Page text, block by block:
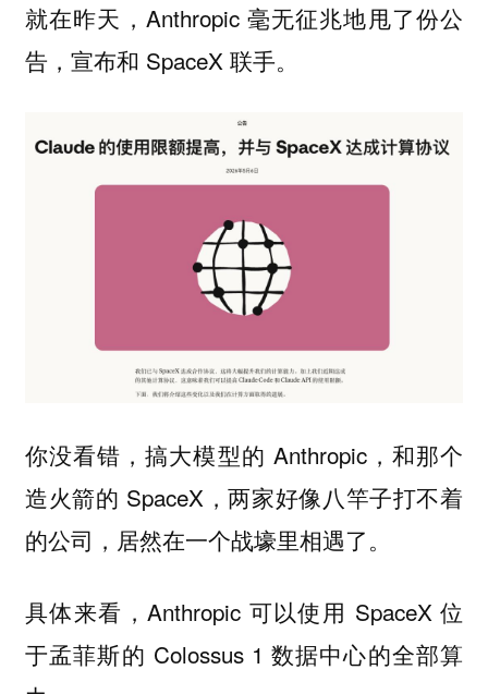
就在昨天，Anthropic 毫无征兆地甩了份公
告，宣布和 SpaceX 联手。
你没看错，搞大模型的 Anthropic，和那个
造火箭的 SpaceX，两家好像八竿子打不着
的公司，居然在一个战壕里相遇了。
具体来看，Anthropic 可以使用 SpaceX 位
于孟菲斯的 Colossus 1 数据中心的全部算